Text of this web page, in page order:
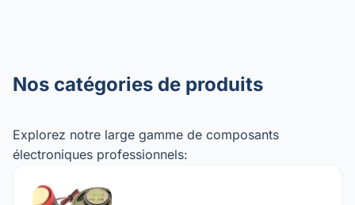
Nos catégories de produits
Explorez notre large gamme de composants
électroniques professionnels: